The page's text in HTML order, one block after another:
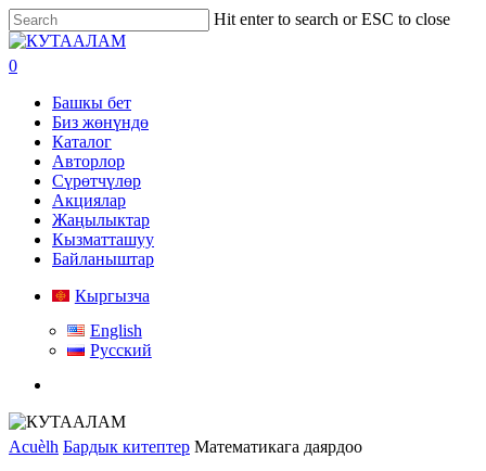
Skip
to
main
content
Hit enter to search or ESC to close
Close
Search
search
0
Башкы бет
Биз жөнүндө
Каталог
Авторлор
Сүрөтчүлөр
Акциялар
Жаңылыктар
Кызматташуу
Байланыштар
Кыргызча
English
Русский
Acuèlh Бардык китептер Математикага даярдоо